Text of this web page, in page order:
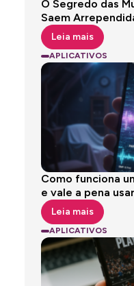
O Segredo das
Saem
Leia mais
APLICATIVOS
Como funciona
e vale a pena usar
Leia mais
APLICATIVOS